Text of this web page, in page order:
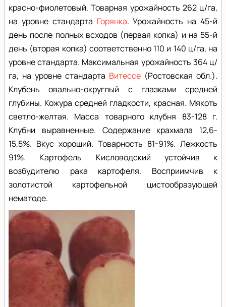
красно-фиолетовый. Товарная урожайность 262 ц/га,
на уровне стандарта Горянка. Урожайность на 45-й
день после полных всходов (первая копка) и на 55-й
день (вторая копка) соответственно 110 и 140 ц/га, на
уровне стандарта. Максимальная урожайность 364 ц/
га, на уровне стандарта Витессе (Ростовская обл.).
Клубень овально-округлый с глазками средней
глубины. Кожура средней гладкости, красная. Мякоть
светло-желтая. Масса товарного клубня 83-128 г.
Клубни выравненные. Содержание крахмала 12,6-
15,5%. Вкус хороший. Товарность 81-91%. Лежкость
91%. Картофель Кисловодский устойчив к
возбудителю рака картофеля. Восприимчив к
золотистой картофельной цистообразующей
нематоде.